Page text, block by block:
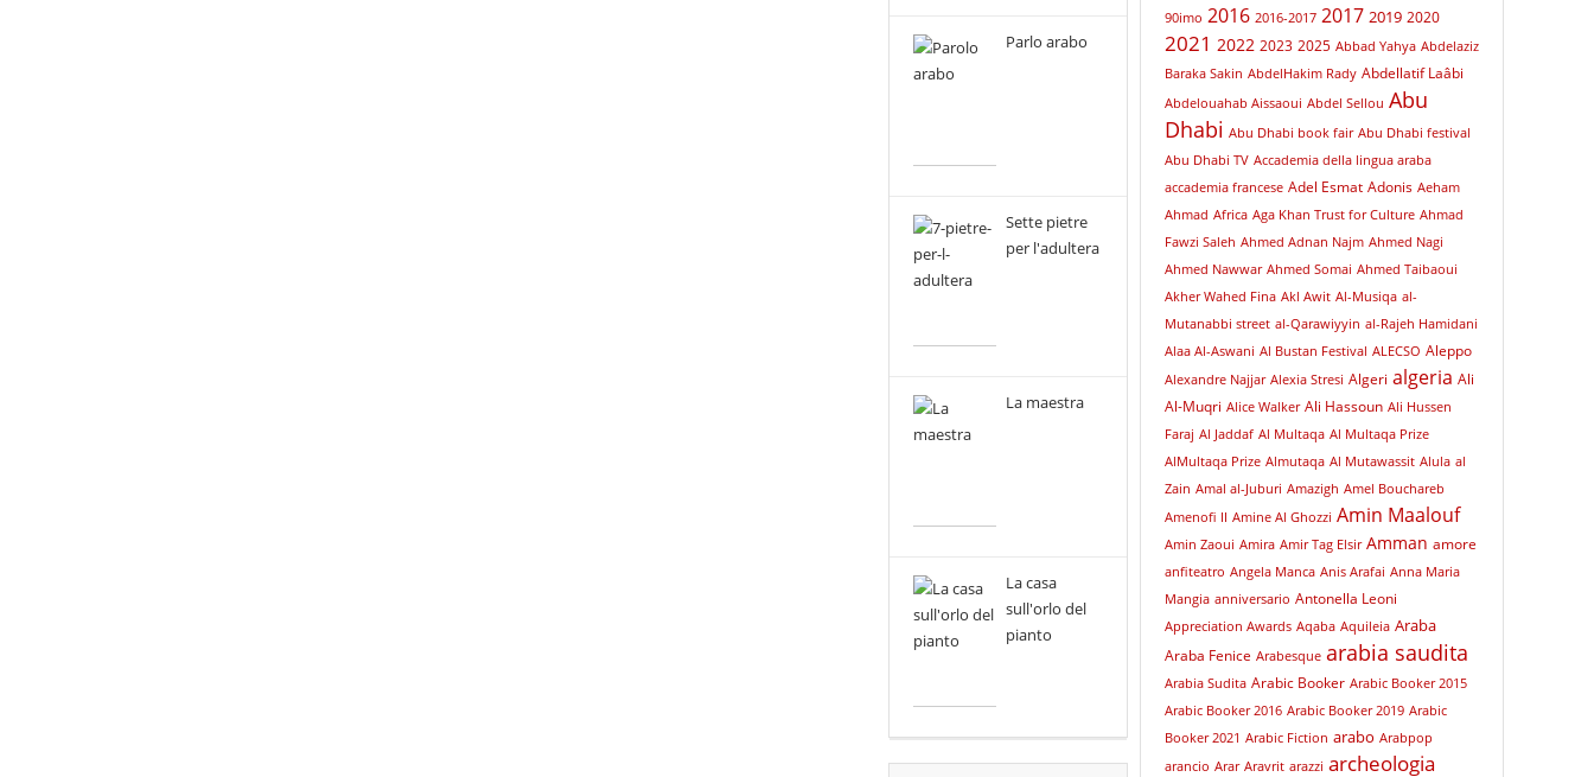
Parlo arabo
Sette pietre
per l'adultera
La maestra
La casa
sull'orlo del
pianto
90imo 2016 2016-2017 2017 2019 2020
2021 2022 2023 2025 Abbad Yahya Abdelaziz
Baraka Sakin AbdelHakim Rady Abdellatif Laâbi
Abdelouahab Aissaoui Abdel Sellou Abu
Dhabi Abu Dhabi book fair Abu Dhabi festival
Abu Dhabi TV Accademia della lingua araba
accademia francese Adel Esmat Adonis Aeham
Ahmad Africa Aga Khan Trust for Culture Ahmad
Fawzi Saleh Ahmed Adnan Najm Ahmed Nagi
Ahmed Nawwar Ahmed Somai Ahmed Taibaoui
Akher Wahed Fina Akl Awit Al-Musiqa al-
Mutanabbi street al-Qarawiyyin al-Rajeh Hamidani
Alaa Al-Aswani Al Bustan Festival ALECSO Aleppo
Alexandre Najjar Alexia Stresi Algeri algeria Ali
Al-Muqri Alice Walker Ali Hassoun Ali Hussen
Faraj Al Jaddaf Al Multaqa Al Multaqa Prize
AlMultaqa Prize Almutaqa Al Mutawassit Alula al
Zain Amal al-Juburi Amazigh Amel Bouchareb
Amenofi II Amine Al Ghozzi Amin Maalouf
Amin Zaoui Amira Amir Tag Elsir Amman amore
anfiteatro Angela Manca Anis Arafai Anna Maria
Mangia anniversario Antonella Leoni
Appreciation Awards Aqaba Aquileia Araba
Araba Fenice Arabesque arabia saudita
Arabia Sudita Arabic Booker Arabic Booker 2015
Arabic Booker 2016 Arabic Booker 2019 Arabic
Booker 2021 Arabic Fiction arabo Arabpop
arancio Arar Aravrit arazzi archeologia